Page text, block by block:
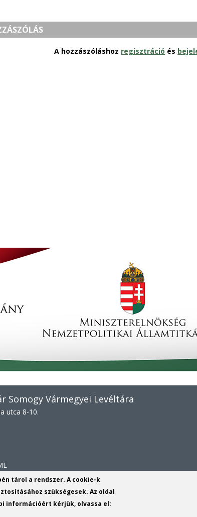
A hozzászóláshoz regisztráció és
Somogy Vármegyei Levéltára
utca 8-10.
tárol a rendszer. A cookie-k
szükségesek. Az oldal
információért kérjük, olvassa el: